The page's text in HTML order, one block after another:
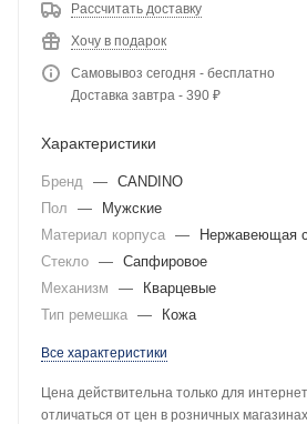
Рассчитать доставку
Хочу в подарок
Самовывоз сегодня - бесплатно
Доставка завтра - 390 ₽
Характеристики
Бренд — CANDINO
Пол
—
Мужские
Материал корпуса —
Нержавеющая
Стекло — Сапфировое
Механизм
—
Кварцевые
Тип ремешка — Кожа
Все характеристики
Цена действительна только для
отличаться от цен в розничных магазинах